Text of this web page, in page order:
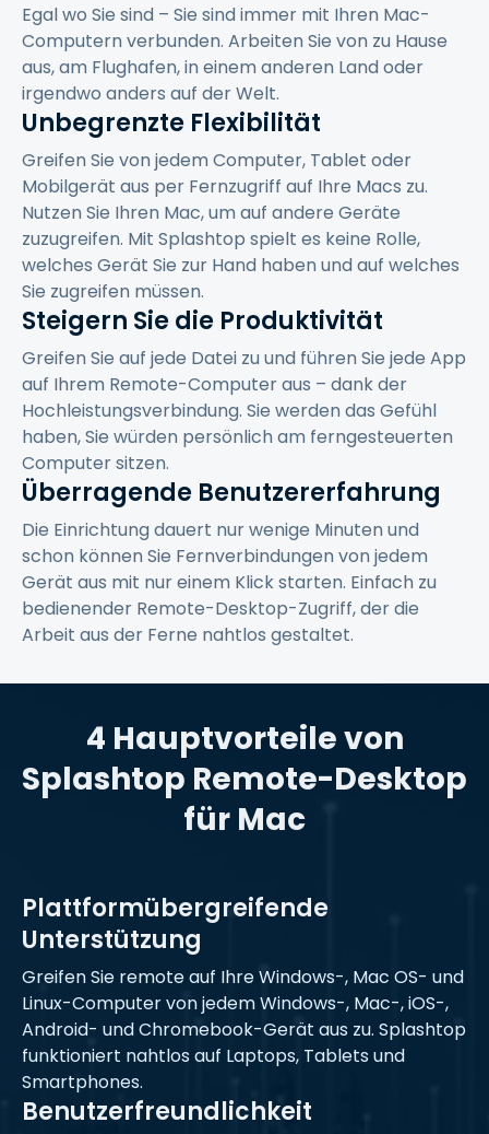
Egal wo Sie sind – Sie sind immer mit Ihren Mac-
Computern verbunden. Arbeiten Sie von zu Hause
aus, am Flughafen, in einem anderen Land oder
irgendwo anders auf der Welt.
Unbegrenzte Flexibilität
Greifen Sie von jedem Computer, Tablet oder
Mobilgerät aus per Fernzugriff auf Ihre Macs zu.
Nutzen Sie Ihren Mac, um auf andere Geräte
zuzugreifen. Mit Splashtop spielt es keine Rolle,
welches Gerät Sie zur Hand haben und auf welches
Sie zugreifen müssen.
Steigern Sie die Produktivität
Greifen Sie auf jede Datei zu und führen Sie jede App
auf Ihrem Remote-Computer aus – dank der
Hochleistungsverbindung. Sie werden das Gefühl
haben, Sie würden persönlich am ferngesteuerten
Computer sitzen.
Überragende Benutzererfahrung
Die Einrichtung dauert nur wenige Minuten und
schon können Sie Fernverbindungen von jedem
Gerät aus mit nur einem Klick starten. Einfach zu
bedienender Remote-Desktop-Zugriff, der die
Arbeit aus der Ferne nahtlos gestaltet.
4 Hauptvorteile von
Splashtop Remote-Desktop
für Mac
Plattformübergreifende
Unterstützung
Greifen Sie remote auf Ihre Windows-, Mac OS- und
Linux-Computer von jedem Windows-, Mac-, iOS-,
Android- und Chromebook-Gerät aus zu. Splashtop
funktioniert nahtlos auf Laptops, Tablets und
Smartphones.
Benutzerfreundlichkeit